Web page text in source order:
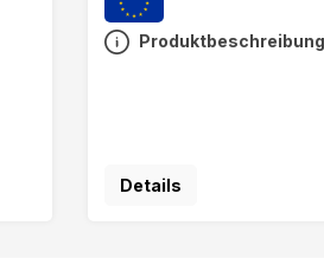
Produktbeschreibung
Details